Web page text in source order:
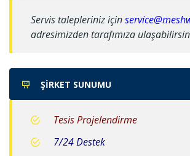
Servis talepleriniz için
adresimizden tarafımıza
ŞIRKET SUNUMU
Tesis Projelendirme
7/24 Destek